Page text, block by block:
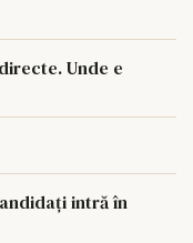
Unde e
intră în